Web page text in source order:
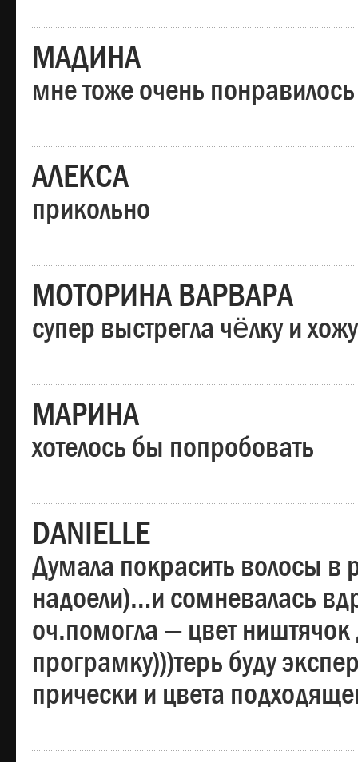
МАДИНА
мне тоже очень
АЛЕКСА
прикольно
МОТОРИНА ВАРВАРА
супер выстрегла чёлку и
МАРИНА
хотелось бы попробовать
DANIELLE
Думала покрасить волосы
надоели)…и сомневалась
оч.помогла — цвет
програмку)))терь буду
прически и цвета